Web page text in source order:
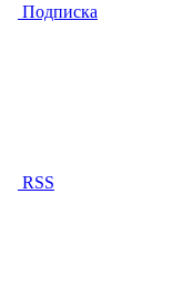
Подписка
RSS